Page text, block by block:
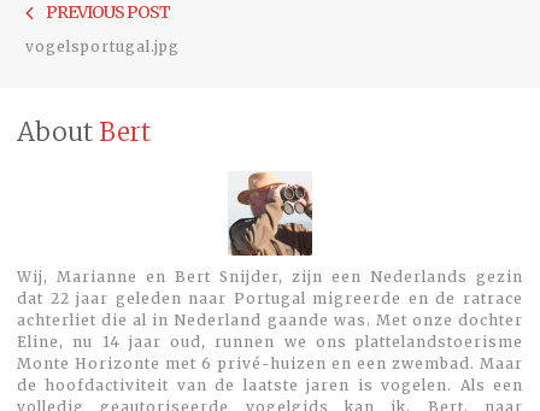
navigatie
PREVIOUS POST
vogelsportugal.jpg
About Bert
Wij, Marianne en Bert Snijder, zijn een Nederlands gezin
dat 22 jaar geleden naar Portugal migreerde en de ratrace
achterliet die al in Nederland gaande was. Met onze dochter
Eline, nu 14 jaar oud, runnen we ons plattelandstoerisme
Monte Horizonte met 6 privé-huizen en een zwembad. Maar
de hoofdactiviteit van de laatste jaren is vogelen. Als een
volledig geautoriseerde vogelgids kan ik, Bert, naar